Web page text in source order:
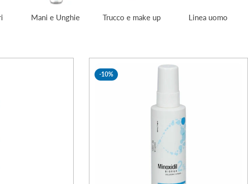
Mani e Unghie Trucco e make up Linea uomo
-10%